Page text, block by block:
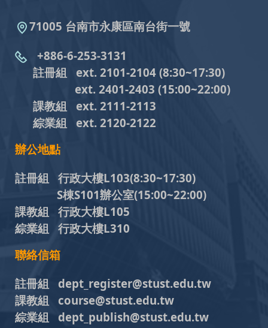
71005 台南市永康區南台街一號
+886-6-253-3131
註冊組 ext. 2101-2104 (8:30~17:30)
ext. 2401-2403 (15:00~22:00)
課教組 ext. 2111-2113
綜業組
ext. 2120-2122
辦公地點
註冊組 行政大樓L103(8:30~17:30)
S棟S101辦公室(15:00~22:00)
課教組 行政大樓L105
綜業組 行政大樓L310
聯絡信箱
註冊組 dept_register@stust.edu.tw
課教組 course@stust.edu.tw
綜業組 dept_publish@stust.edu.tw